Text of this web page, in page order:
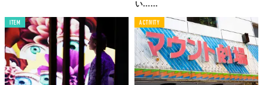
ブースという少し私的な空間で映画鑑賞できるなら、ポップコー
ンを食べる音も感動して大泣きする姿や声も気にせず、映画に集
中できるかも。
い……
ITEM ACTIVITY